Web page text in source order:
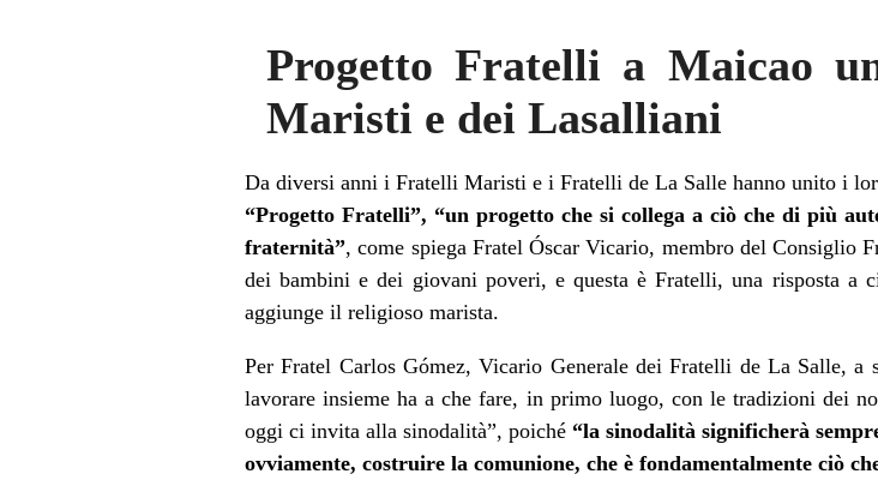
Progetto Fratelli a Maicao
Maristi e dei Lasalliani
Da diversi anni i Fratelli Maristi e i Fratelli de La Salle hanno unito i
“Progetto Fratelli”, “un progetto che si collega a ciò che di più
fraternità”, come spiega Fratel Óscar Vicario, membro del Consiglio
dei bambini e dei giovani poveri, e questa è Fratelli, una risposta a
aggiunge il religioso marista.
Per Fratel Carlos Gómez, Vicario Generale dei Fratelli de La Salle,
lavorare insieme ha a che fare, in primo luogo, con le tradizioni dei
oggi ci invita alla sinodalità”, poiché “la sinodalità significherà
ovviamente, costruire la comunione, che è fondamentalmente ciò